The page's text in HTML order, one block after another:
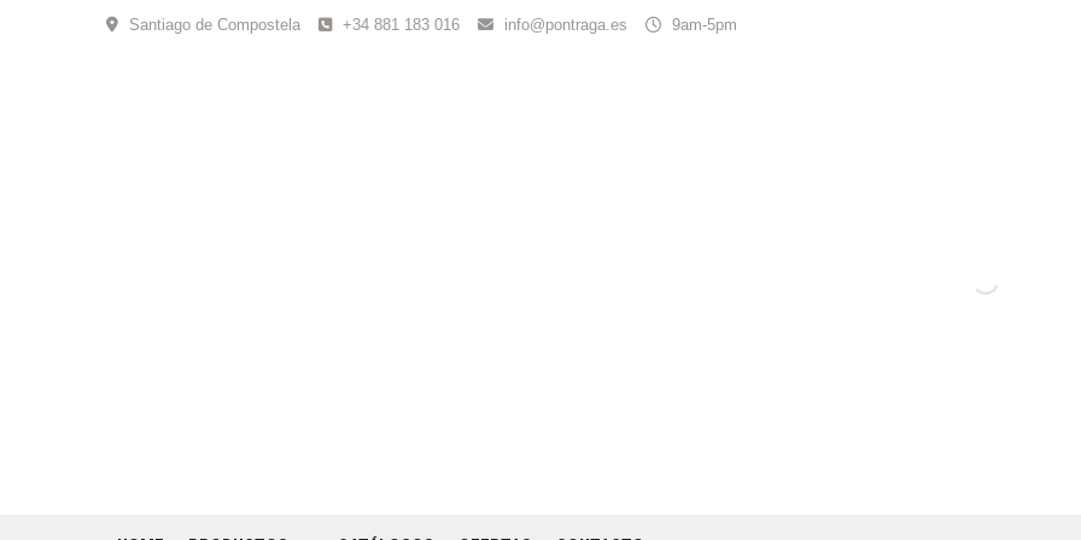
Santiago de Compostela +34 881 183 016 info@pontraga.es 9am-5pm